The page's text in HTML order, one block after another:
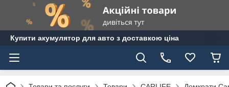
Купити акумулятор для авто з доставкою ціна